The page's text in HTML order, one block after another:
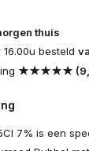
thuis
besteld
★★★★★
7% is een